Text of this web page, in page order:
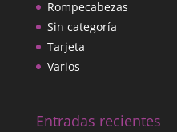
Rompecabezas
Sin categoría
Tarjeta
Varios
Entradas recientes